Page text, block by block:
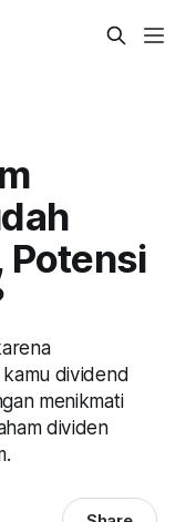
Potensi
dividend
menikmati
dividen